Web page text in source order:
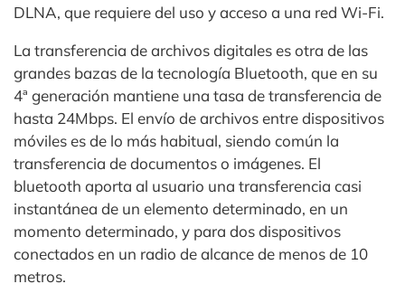
DLNA, que requiere del uso y acceso a una red Wi-Fi.
La transferencia de archivos digitales es otra de las
grandes bazas de la tecnología Bluetooth, que en su
4ª generación mantiene una tasa de transferencia de
hasta 24Mbps. El envío de archivos entre dispositivos
móviles es de lo más habitual, siendo común la
transferencia de documentos o imágenes. El
bluetooth aporta al usuario una transferencia casi
instantánea de un elemento determinado, en un
momento determinado, y para dos dispositivos
conectados en un radio de alcance de menos de 10
metros.